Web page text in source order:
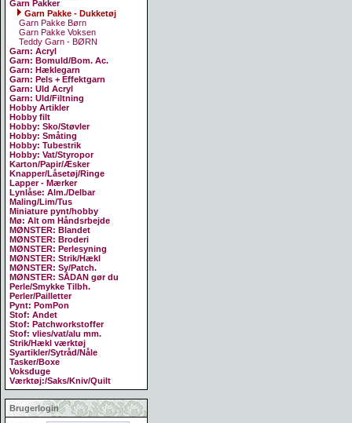
Garn Pakker
Garn Pakke - Dukketøj
Garn Pakke Børn
Garn Pakke Voksen
Teddy Garn - BØRN
Garn: Acryl
Garn: Bomuld/Bom. Ac.
Garn: Hæklegarn
Garn: Pels + Effektgarn
Garn: Uld Acryl
Garn: Uld/Filtning
Hobby Artikler
Hobby filt
Hobby: Sko/Støvler
Hobby: Småting
Hobby: Tubestrik
Hobby: Vat/Styropor
Karton/Papir/Æsker
Knapper/Låsetøj/Ringe
Lapper - Mærker
Lynlåse: Alm./Delbar
Maling/Lim/Tus
Miniature pynt/hobby
Mø: Alt om Håndsrbejde
MØNSTER: Blandet
MØNSTER: Broderi
MØNSTER: Perlesyning
MØNSTER: Strik/Hækl
MØNSTER: Sy/Patch.
MØNSTER: SÅDAN gør du
Perle/Smykke Tilbh.
Perler/Pailletter
Pynt: PomPon
Stof: Andet
Stof: Patchworkstoffer
Stof: vlies/vat/alu mm.
Strik/Hækl værktøj
Syartikler/Sytråd/Nåle
Tasker/Boxe
Voksduge
Værktøj:/Saks/Kniv/Quilt
Brugerlogin